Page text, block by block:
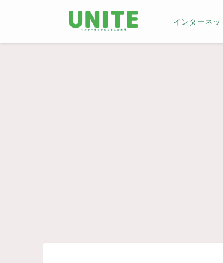
インターネ